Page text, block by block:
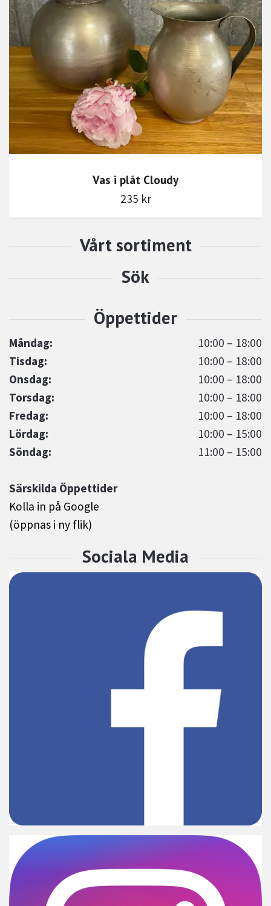
Måndag:
10:00 – 18:00
Tisdag:
10:00 – 18:00
Onsdag:
10:00 – 18:00
Torsdag:
10:00 – 18:00
Fredag:
10:00 – 18:00
Lördag:
10:00 – 15:00
Söndag:
11:00 – 15:00
Särskilda Öppettider
Kolla in på Google
(öppnas i ny flik)
Vas i plåt Cloudy
235 kr